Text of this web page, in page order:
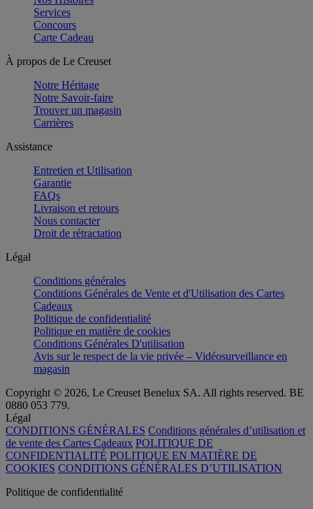
Services
Concours
Carte Cadeau
À propos de Le Creuset
Notre Héritage
Notre Savoir-faire
Trouver un magasin
Carrières
Assistance
Entretien et Utilisation
Garantie
FAQs
Livraison et retours
Nous contacter
Droit de rétractation
Légal
Conditions générales
Conditions Générales de Vente et d'Utilisation des Cartes
Cadeaux
Politique de confidentialité
Politique en matière de cookies
Conditions Générales D'utilisation
Avis sur le respect de la vie privée – Vidéosurveillance en
magasin
Copyright © 2026, Le Creuset Benelux SA. All rights reserved. BE
0880 053 779.
Légal
CONDITIONS GÉNÉRALES Conditions générales d’utilisation et
de vente des Cartes Cadeaux POLITIQUE DE
CONFIDENTIALITÉ POLITIQUE EN MATIÈRE DE
COOKIES CONDITIONS GÉNÉRALES D’UTILISATION
Politique de confidentialité